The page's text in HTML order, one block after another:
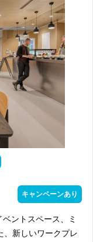
キャンペーンあり
ントスペース、ミ
、新しいワークプレ